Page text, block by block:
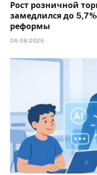
Рост розничной
замедлился до
реформы
06.08.2026